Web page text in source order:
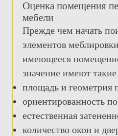
Оценка помещения
мебели
Прежде чем начать
элементов
имеющееся
значение имеют
площадь и геометрия
ориентированность
естественная
количество окон и